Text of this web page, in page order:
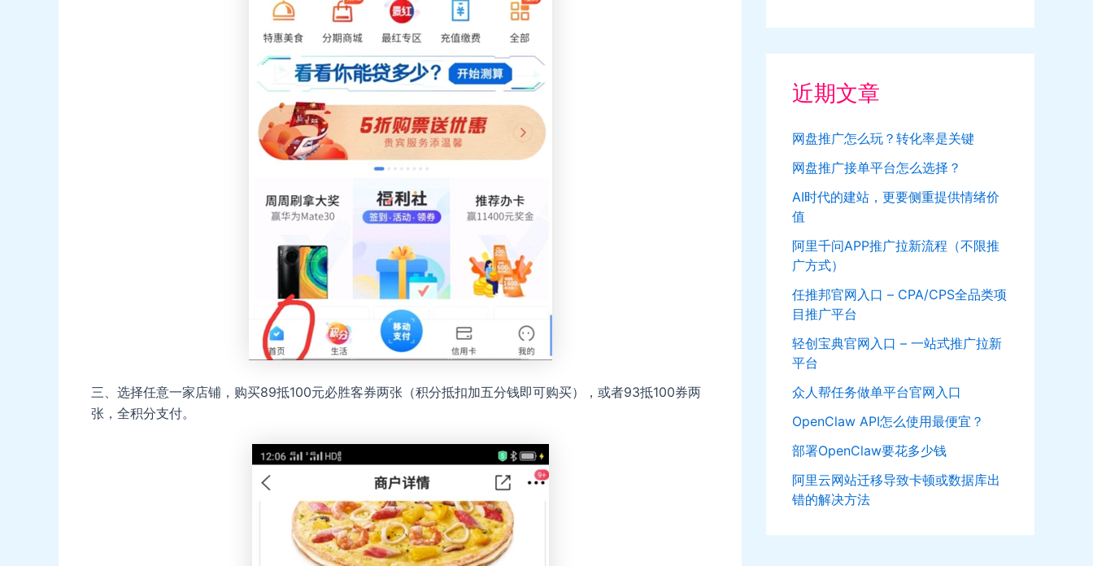
三、选择任意一家店铺，购买89抵100元必胜客券两张（积分抵扣加五分钱即可购买），或者93抵100券两
张，全积分支付。
近期文章
网盘推广怎么玩？转化率是关键
网盘推广接单平台怎么选择？
AI时代的建站，更要侧重提供情绪价
值
阿里千问APP推广拉新流程（不限推
广方式）
任推邦官网入口 – CPA/CPS全品类项
目推广平台
轻创宝典官网入口 – 一站式推广拉新
平台
众人帮任务做单平台官网入口
OpenClaw API怎么使用最便宜？
部署OpenClaw要花多少钱
阿里云网站迁移导致卡顿或数据库出
错的解决方法